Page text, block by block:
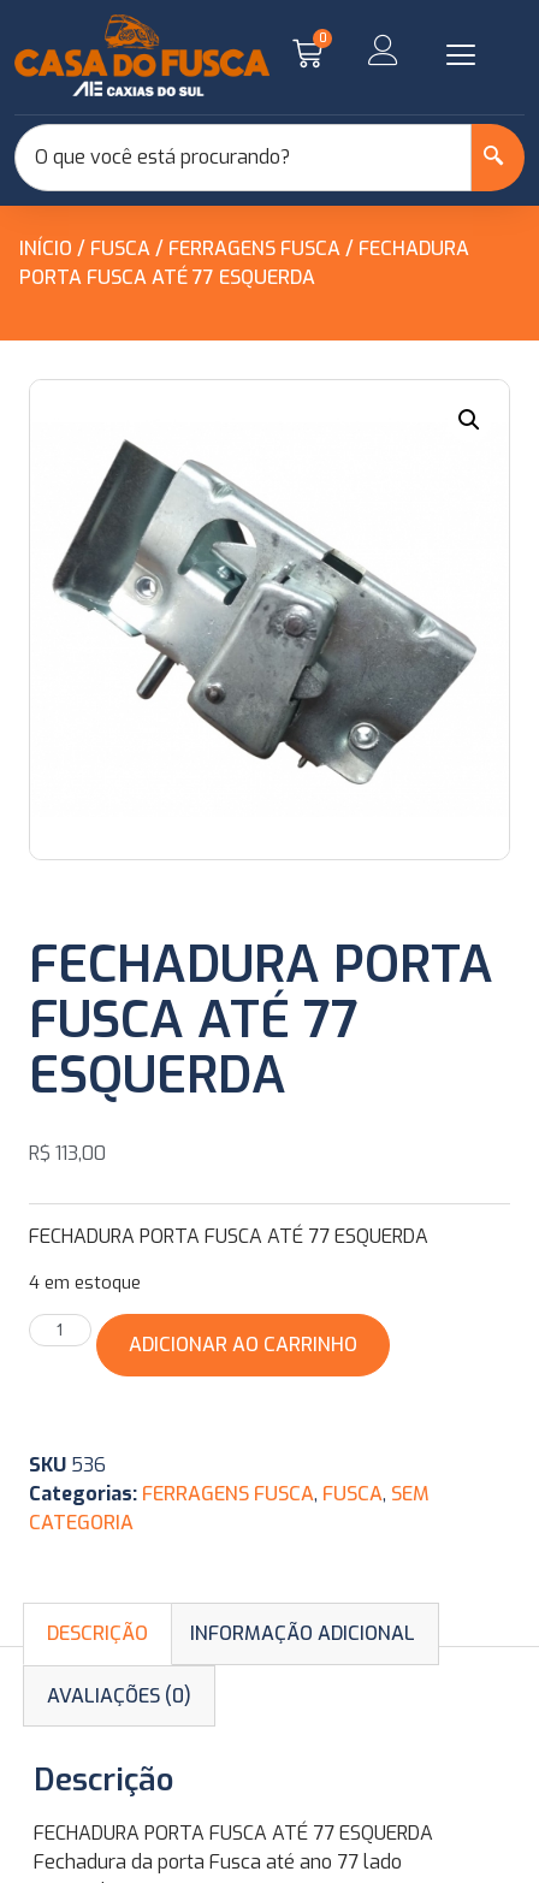
0
INÍCIO / FUSCA/ FERRAGENS FUSCA/ FECHADURA
PORTA FUSCA ATÉ 77 ESQUERDA
FECHADURA PORTA
FUSCA ATÉ 77
ESQUERDA
R$ 113,00
FECHADURA PORTA FUSCA ATÉ 77 ESQUERDA
4 em estoque
ADICIONAR AO CARRINHO
SKU 536
Categorias: FERRAGENS FUSCA, FUSCA, SEM
CATEGORIA
DESCRIÇÃO INFORMAÇÃO ADICIONAL
AVALIAÇÕES (0)
Descrição
FECHADURA PORTA FUSCA ATÉ 77 ESQUERDA
Fechadura da porta Fusca até ano 77 lado